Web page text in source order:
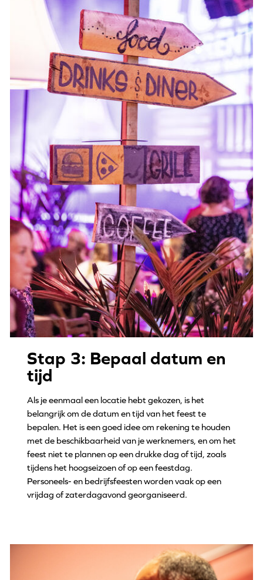
Stap 3: Bepaal datum en
tijd
Als je eenmaal een locatie hebt gekozen, is het
belangrijk om de datum en tijd van het feest te
bepalen. Het is een goed idee om rekening te houden
met de beschikbaarheid van je werknemers, en om het
feest niet te plannen op een drukke dag of tijd, zoals
tijdens het hoogseizoen of op een feestdag.
Personeels- en bedrijfsfeesten worden vaak op een
vrijdag of zaterdagavond georganiseerd.